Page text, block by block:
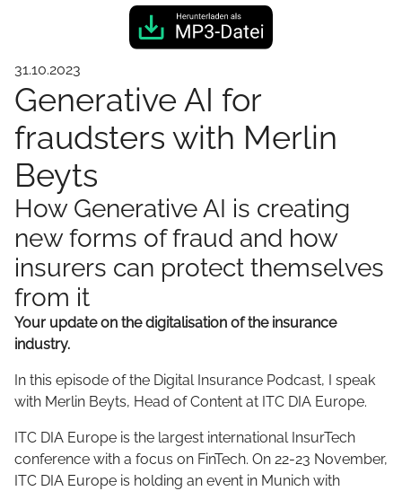
31.10.2023
Generative AI for
fraudsters with Merlin
Beyts
How Generative AI is creating
new forms of fraud and how
insurers can protect themselves
from it
Your update on the digitalisation of the insurance
industry.
In this episode of the Digital Insurance Podcast, I speak
with Merlin Beyts, Head of Content at ITC DIA Europe.
ITC DIA Europe is the largest international InsurTech
conference with a focus on FinTech. On 22-23 November,
ITC DIA Europe is holding an event in Munich with